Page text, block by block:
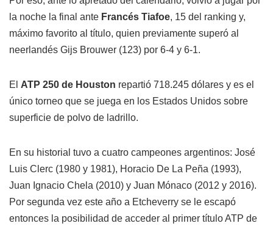
la noche la final ante Francés Tiafoe, 15 del ranking y,
máximo favorito al título, quien previamente superó al
neerlandés Gijs Brouwer (123) por 6-4 y 6-1.
El ATP 250 de Houston repartió 718.245 dólares y es el
único torneo que se juega en los Estados Unidos sobre
superficie de polvo de ladrillo.
En su historial tuvo a cuatro campeones argentinos: José
Luis Clerc (1980 y 1981), Horacio De La Peña (1993),
Juan Ignacio Chela (2010) y Juan Mónaco (2012 y 2016).
Por segunda vez este año a Etcheverry se le escapó
entonces la posibilidad de acceder al primer título ATP de